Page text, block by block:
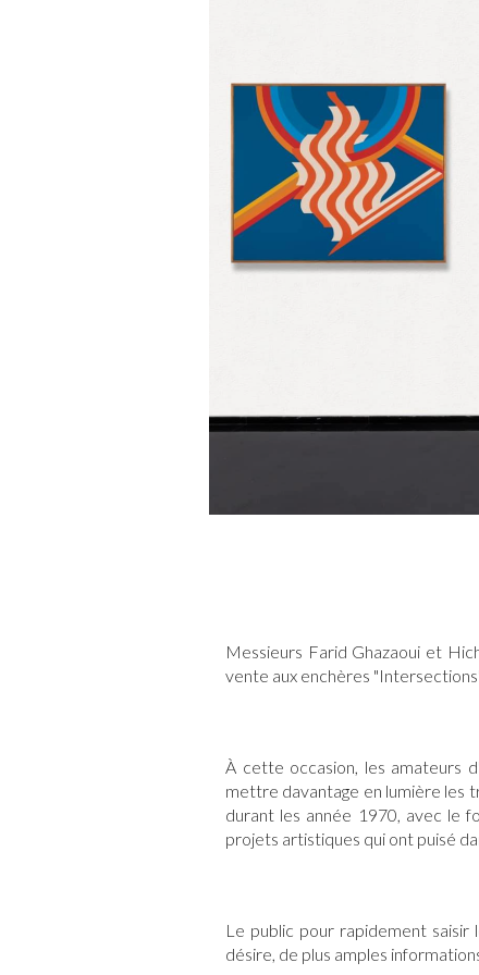
Messieurs Farid Ghazaoui et
vente aux enchères
À cette occasion, les amateurs
mettre davantage en lumière les
durant les année 1970, avec le
projets artistiques qui ont puisé
Le public pour rapidement
désire, de plus amples